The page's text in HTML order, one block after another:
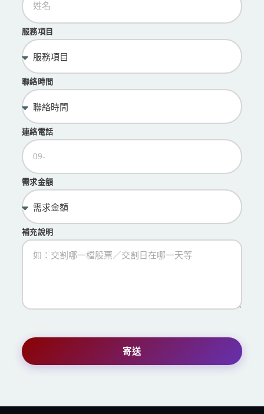
服務項目
聯絡時間
連絡電話
需求金額
補充說明
寄送